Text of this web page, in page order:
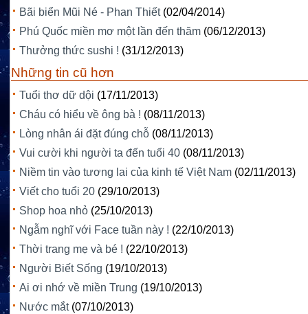
Bãi biển Mũi Né - Phan Thiết (02/04/2014)
Phú Quốc miền mơ một lần đến thăm (06/12/2013)
Thưởng thức sushi ! (31/12/2013)
Những tin cũ hơn
Tuổi thơ dữ dội (17/11/2013)
Cháu có hiểu về ông bà ! (08/11/2013)
Lòng nhân ái đặt đúng chỗ (08/11/2013)
Vui cười khi người ta đến tuổi 40 (08/11/2013)
Niềm tin vào tương lai của kinh tế Việt Nam (02/11/2013)
Viết cho tuổi 20 (29/10/2013)
Shop hoa nhỏ (25/10/2013)
Ngẫm nghĩ với Face tuần này ! (22/10/2013)
Thời trang mẹ và bé ! (22/10/2013)
Người Biết Sống (19/10/2013)
Ai ơi nhớ về miền Trung (19/10/2013)
Nước mắt (07/10/2013)